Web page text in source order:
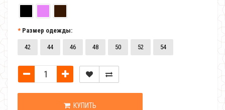
Размер одежды:
42 44 46 48 50 52 54
КУПИТЬ